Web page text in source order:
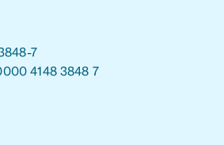
7
4148 3848 7